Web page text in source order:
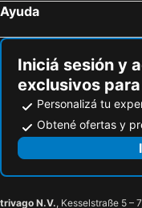
Ayuda
Iniciá sesión y
exclusivos
Personalizá tu
Obtené ofertas y
trivago N.V., Kesselstraße 5 –